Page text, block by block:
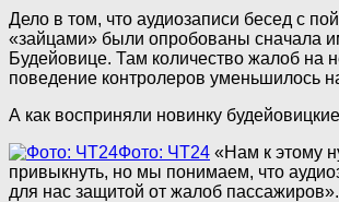
Дело в том, что аудиозаписи бесед с
«зайцами» были опробованы сначала
Будейовице. Там количество жалоб на
поведение контролеров уменьшилось
А как восприняли новинку
Фото: ЧТ24 «Нам к этому
привыкнуть, но мы понимаем, что
для нас защитой от жалоб пассажиров».